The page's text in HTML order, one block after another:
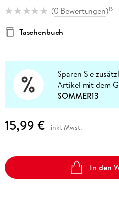
(0 Bewertungen)15
Taschenbuch
Sparen Sie
Artikel mit dem
SOMMER13
15,99 € inkl. Mwst.
In den